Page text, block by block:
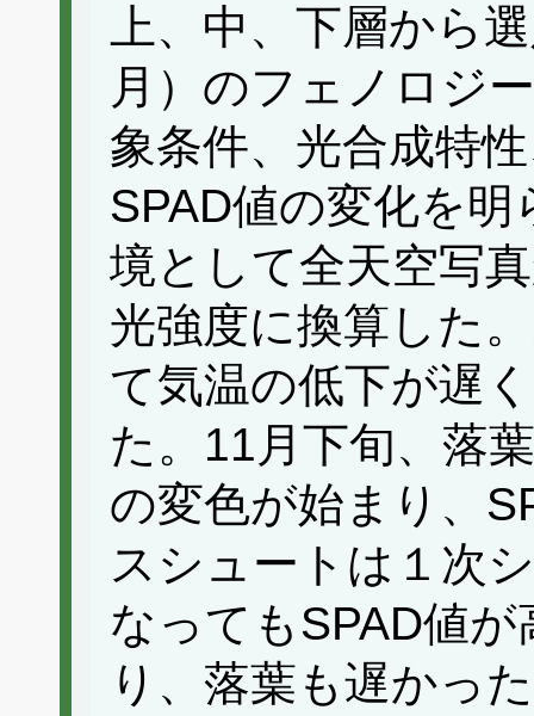
上、中、下層から
月）のフェノロジ
象条件、光合成特
SPAD値の変化を
境として全天空写
光強度に換算した
て気温の低下が遅
た。11月下旬、落
の変色が始まり、
スシュートは１次
なってもSPAD値
り、落葉も遅かっ